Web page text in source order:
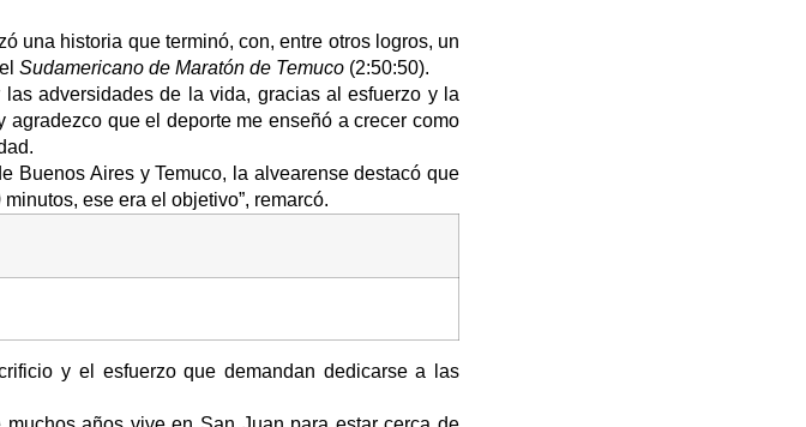
una historia que terminó, con, entre otros logros, un
Sudamericano de Maratón de Temuco (2:50:50).
adversidades de la vida, gracias al esfuerzo y la
que el deporte me enseñó a crecer como
Buenos Aires y Temuco, la alvearense destacó que
ese era el objetivo”, remarcó.
y el esfuerzo que demandan dedicarse a las